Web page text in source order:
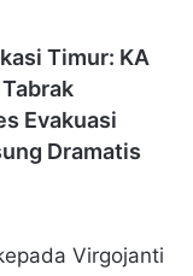
Timur: KA
Evakuasi
Dramatis
Virgojanti